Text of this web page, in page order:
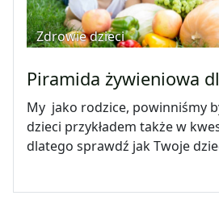
Zdrowie dzieci
Piramida żywieniowa
My jako rodzice, powinniśmy
dzieci przykładem także w
dlatego sprawdź jak Twoje